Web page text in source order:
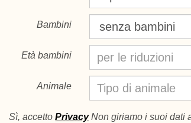
Bambini
Età bambini
Animale
Sì, accettoPrivacyNon giriamo i suoi dati